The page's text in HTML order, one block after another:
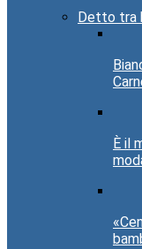
Detto tra
È il